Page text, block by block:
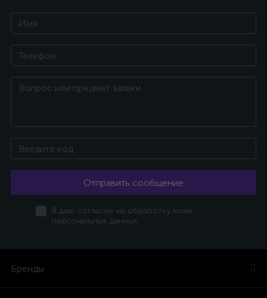
Отправить сообщение
Я даю согласие на обработку моих
персональных данных
Бренды